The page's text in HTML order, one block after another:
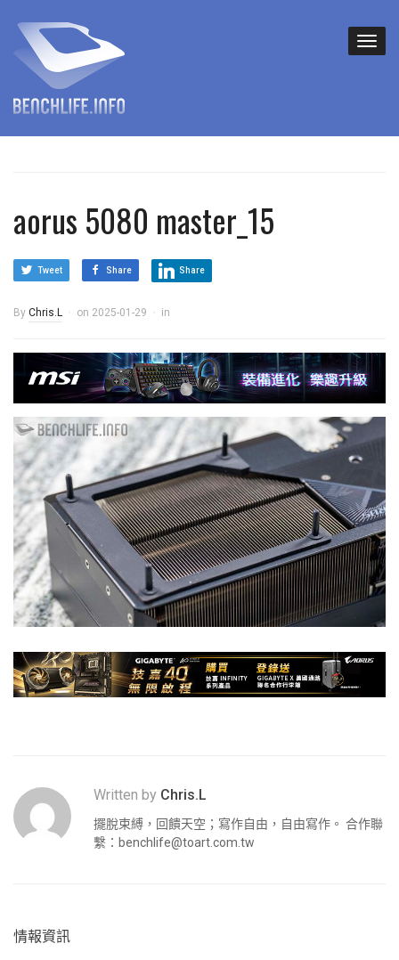
aorus 5080 master_15
Tweet Share Share
By Chris.L on 2025-01-29 in
Written by Chris.L
擺脫束縛，回饋天空；寫作自由，自由寫作。 合作聯
繫： benchlife@toart.com.tw
情報資訊